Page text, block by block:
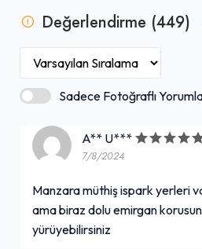
öne çıkan, tavsiye edilen bir
değerlendirmektedir.
Değerlendirme (449)
Sadece Fotoğraflı
A** U***
7/8/2024
Manzara müthiş ispark yerleri
ama biraz dolu emirgan
yürüyebilirsiniz